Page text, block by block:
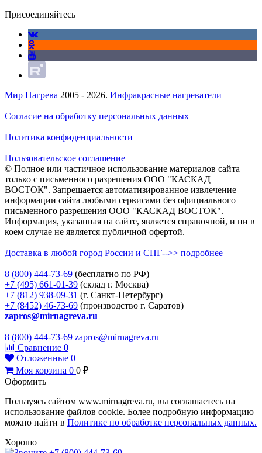
Присоединяйтесь
Мир Нагрева 2005 - 2026. Инфракрасные нагреватели
Согласие на обработку персональных данных
Политика конфиденциальности
Пользовательское соглашение
© Полное или частичное использование материалов сайта
только с письменного разрешения ООО "КАСКАД
ВОСТОК". Запрещается автоматизированное извлечение
информации сайта любыми сервисами без официального
письменного разрешения ООО "КАСКАД ВОСТОК".
Информация, указанная на сайте, является справочной, и ни в
коем случае не является публичной офертой.
Доставка в любой город России и СНГ-->> подробнее
8 (800) 444-73-69 (бесплатно по РФ)
+7 (495) 661-01-39 (склад г. Москва)
+7 (812) 938-09-31 (г. Санкт-Петербург)
+7 (8452) 46-73-69 (производство г. Саратов)
zapros@mirnagreva.ru
8 (800) 444-73-69 zapros@mirnagreva.ru
Сравнение 0
Отложенные 0
Моя корзина 0 0 ₽
Оформить
Пользуясь сайтом www.mirnagreva.ru, вы соглашаетесь на
использование файлов cookie. Более подробную информацию
можно найти в Политике по обработке персональных данных.
Хорошо